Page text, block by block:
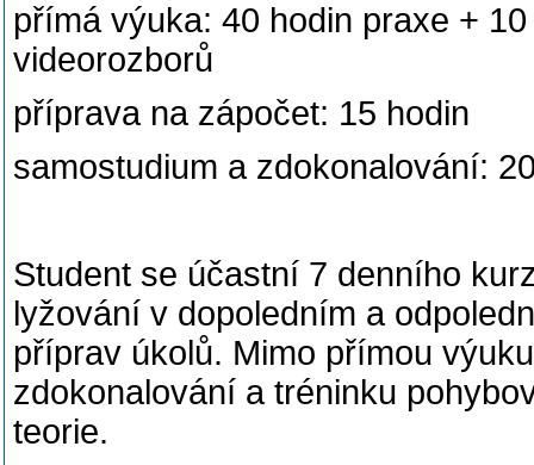
přímá výuka: 40 hodin praxe +
videorozborů
příprava na zápočet: 15 hodin
samostudium a zdokonalování:
Student se účastní 7 denního
lyžování v dopoledním a
příprav úkolů. Mimo přímou
zdokonalování a tréninku
teorie.